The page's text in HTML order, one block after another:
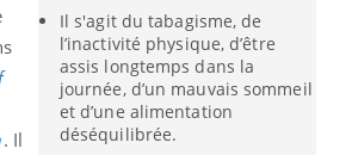
Il s'agit du tabagisme, de
l’inactivité physique, d’être
assis longtemps dans la
journée, d’un mauvais sommeil
et d’une alimentation
déséquilibrée.
. Il